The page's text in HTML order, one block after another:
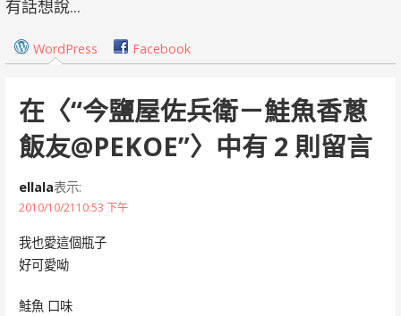
導
覽
有話想說...
WordPress Facebook
在〈“今鹽屋佐兵衛－鮭魚香蔥
飯友@PEKOE”〉中有 2 則留言
ellala表示:
2010/10/2110:53 下午
我也愛這個瓶子
好可愛呦
鮭魚 口味